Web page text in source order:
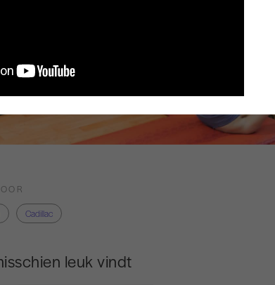
Cadillac
leuk vindt